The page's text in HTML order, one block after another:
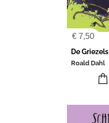
€ 7,50
De Griezels
Roald Dahl